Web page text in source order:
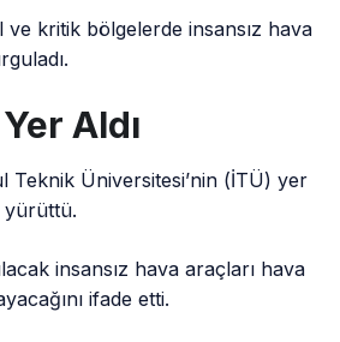
kritik bölgelerde insansız hava
Aldı
Teknik Üniversitesi’nin (İTÜ) yer
yürüttü.
insansız hava araçları hava
ifade etti.